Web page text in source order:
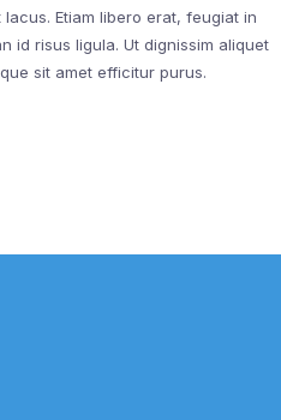
Etiam libero erat, feugiat in
id risus ligula. Ut dignissim aliquet
sit amet efficitur purus.